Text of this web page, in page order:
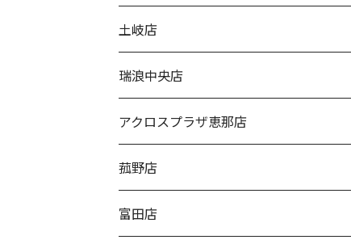
土岐店
瑞浪中央店
アクロスプラザ恵那店
菰野店
富田店